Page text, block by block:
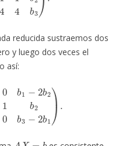
reducida sustraemos dos
y luego dos veces el
así:
1 b2 0b 3
A X=